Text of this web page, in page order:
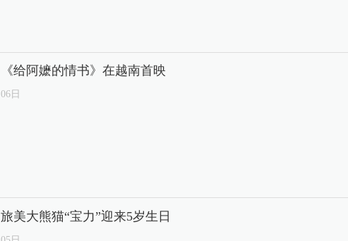
《给阿嬷的情书》在越南首映
06日
旅美大熊猫“宝力”迎来5岁生日